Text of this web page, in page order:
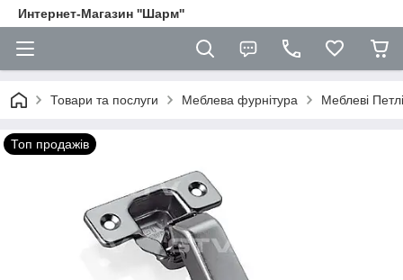
Интернет-Магазин ''Шарм''
Товари та послуги Меблева фурнітура Меблеві Петлі
Топ продажів